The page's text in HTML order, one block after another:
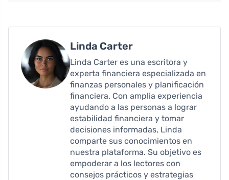
Linda Carter
Linda Carter es una escritora y
experta financiera especializada en
finanzas personales y planificación
financiera. Con amplia experiencia
ayudando a las personas a lograr
estabilidad financiera y tomar
decisiones informadas, Linda
comparte sus conocimientos en
nuestra plataforma. Su objetivo es
empoderar a los lectores con
consejos prácticos y estrategias